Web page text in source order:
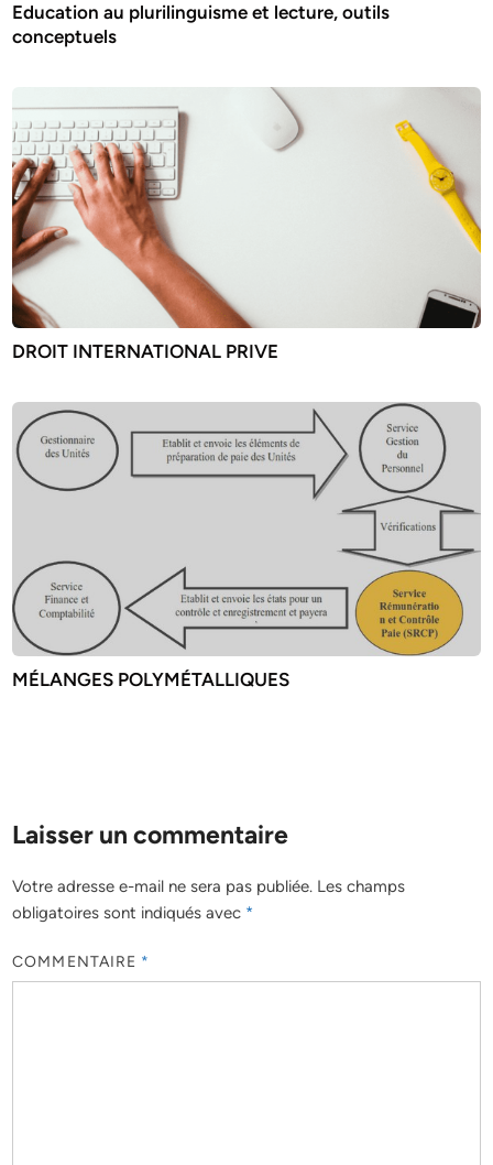
Education au plurilinguisme et lecture, outils
conceptuels
DROIT INTERNATIONAL PRIVE
MÉLANGES POLYMÉTALLIQUES
Laisser un commentaire
Votre adresse e-mail ne sera pas publiée. Les champs
obligatoires sont indiqués avec *
COMMENTAIRE *